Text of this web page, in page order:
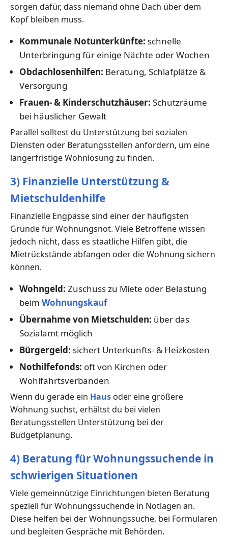
sorgen dafür, dass niemand ohne Dach über dem
Kopf bleiben muss.
Kommunale Notunterkünfte: schnelle
Unterbringung für einige Nächte oder Wochen
Obdachlosenhilfen: Beratung, Schlafplätze &
Versorgung
Frauen- & Kinderschutzhäuser: Schutzräume
bei häuslicher Gewalt
Parallel solltest du Unterstützung bei sozialen
Diensten oder Beratungsstellen anfordern, um eine
längerfristige Wohnlösung zu finden.
3) Finanzielle Unterstützung &
Mietschuldenhilfe
Finanzielle Engpässe sind einer der häufigsten
Gründe für Wohnungsnot. Viele Betroffene wissen
jedoch nicht, dass es staatliche Hilfen gibt, die
Mietrückstände abfangen oder die Wohnung sichern
können.
Wohngeld: Zuschuss zu Miete oder Belastung
beim Wohnungskauf
Übernahme von Mietschulden: über das
Sozialamt möglich
Bürgergeld: sichert Unterkunfts- & Heizkosten
Nothilfefonds: oft von Kirchen oder
Wohlfahrtsverbänden
Wenn du gerade ein Haus oder eine größere
Wohnung suchst, erhältst du bei vielen
Beratungsstellen Unterstützung bei der
Budgetplanung.
4) Beratung für Wohnungssuchende in
schwierigen Situationen
Viele gemeinnützige Einrichtungen bieten Beratung
speziell für Wohnungssuchende in Notlagen an.
Diese helfen bei der Wohnungssuche, bei Formularen
und begleiten Gespräche mit Behörden.